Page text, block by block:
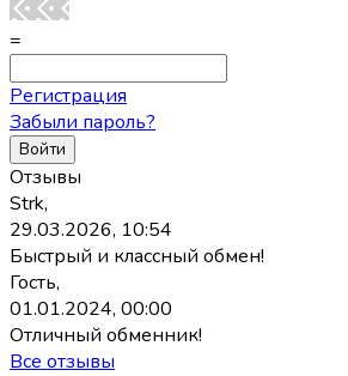
=
Регистрация
Забыли пароль?
Отзывы
Strk,
29.03.2026, 10:54
Быстрый и классный обмен!
Гость,
01.01.2024, 00:00
Отличный обменник!
Все отзывы